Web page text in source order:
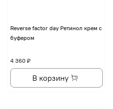
Reverse factor day Ретинол крем с
буфером
4 360 ₽
В корзину